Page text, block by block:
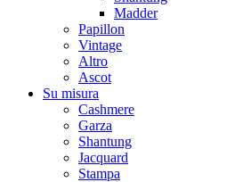
Madder
Papillon
Vintage
Altro
Ascot
Su misura
Cashmere
Garza
Shantung
Jacquard
Stampa